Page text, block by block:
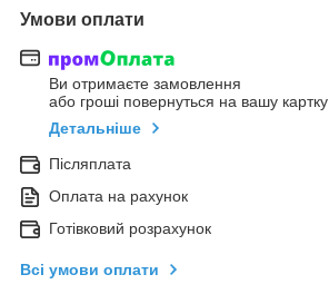
Умови оплати
Ви отримаєте замовлення
або гроші повернуться на вашу картку
Детальніше
Післяплата
Оплата на рахунок
Готівковий розрахунок
Всі умови оплати